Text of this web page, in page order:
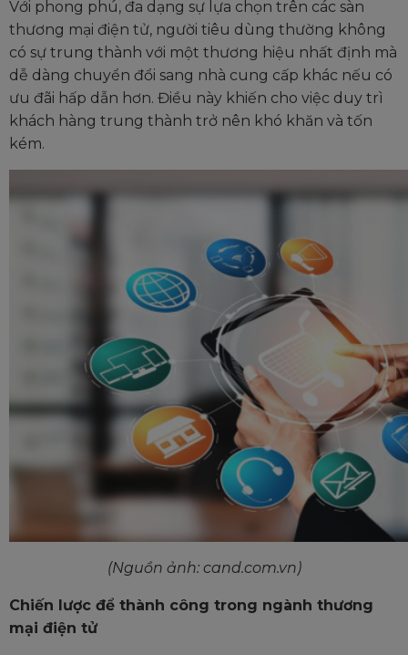
Với phong phú, đa dạng sự lựa chọn trên các sàn
thương mại điện tử, người tiêu dùng thường không
có sự trung thành với một thương hiệu nhất định mà
dễ dàng chuyển đổi sang nhà cung cấp khác nếu có
ưu đãi hấp dẫn hơn. Điều này khiến cho việc duy trì
khách hàng trung thành trở nên khó khăn và tốn
kém.
(Nguồn ảnh: cand.com.vn)
Chiến lược để thành công trong ngành thương
mại điện tử